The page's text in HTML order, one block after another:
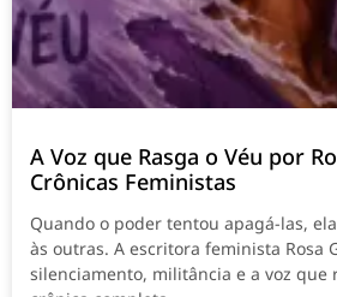
A Voz que Rasga o Véu por
Crônicas Feministas
Quando o poder tentou apagá-las,
às outras. A escritora feminista Rosa
silenciamento, militância e a voz que